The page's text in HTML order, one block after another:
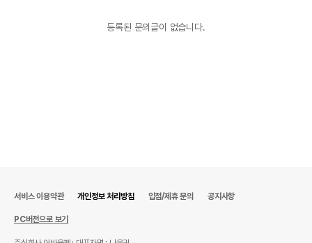
등록된 문의글이 없습니다.
서비스 이용약관 개인정보 처리방침 입점/제휴 문의 공지사항
PC버전으로 보기